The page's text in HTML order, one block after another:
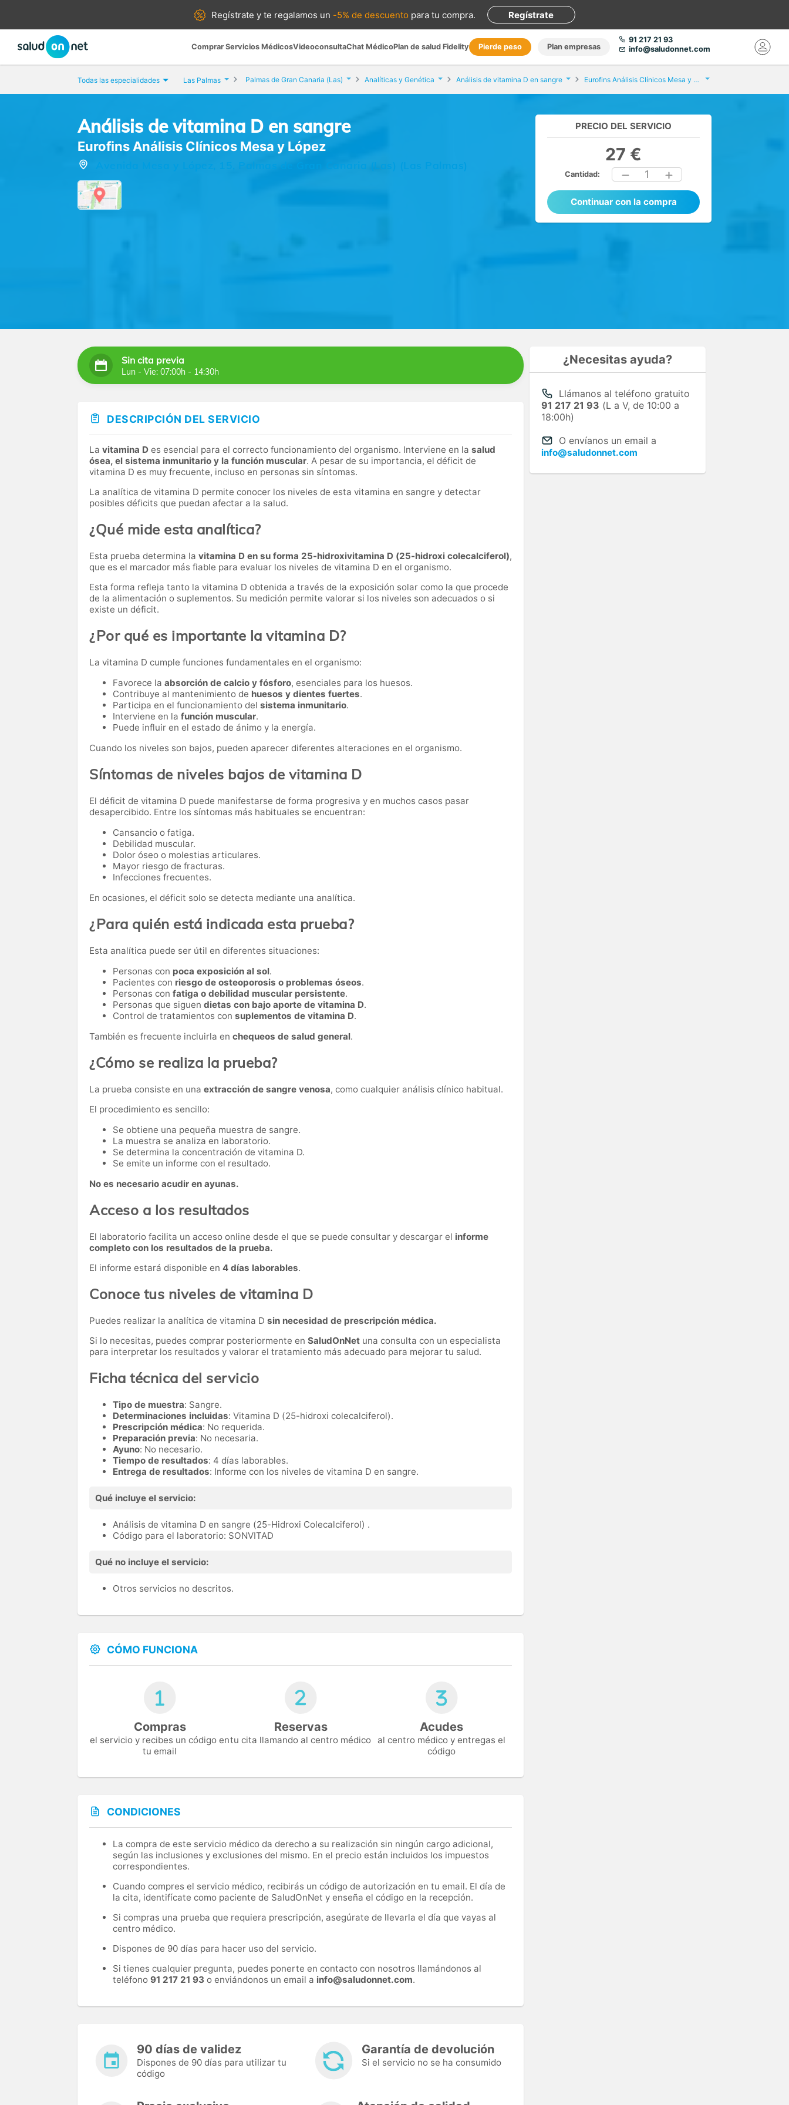
Regístrate yte regalamos un -5% de descuento para tu compra. Regístrate
Comprar Servicios MédicosVideoconsultaChat MédicoPlan de salud Fidelity Pierde peso Plan empresas
91 217 21 93
info@saludonnet.com
Todas las especialidades Las Palmas Palmas de Gran Canaria (Las) Analíticas y Genética Análisis de vitamina D en sangre Eurofins Análisis Clínicos Mesa y López
Análisis de vitamina D en sangre
Eurofins Análisis Clínicos Mesa y López
Avenida Mesa y López, 15, Palmas de Gran Canaria (Las) (Las Palmas)
PRECIO DEL SERVICIO
27 €
Cantidad: 1
Continuar con la compra
Sin cita previa
Lun - Vie: 07:00h - 14:30h
DESCRIPCIÓN DEL SERVICIO
La vitamina D es esencial para el correcto funcionamiento del organismo. Interviene en la salud
ósea, el sistema inmunitario y la función muscular. A pesar de su importancia, el déficit de
vitamina D es muy frecuente, incluso en personas sin síntomas.
La analítica de vitamina D permite conocer los niveles de esta vitamina en sangre y detectar
posibles déficits que puedan afectar a la salud.
¿Qué mide esta analítica?
Esta prueba determina la vitamina D en su forma 25-hidroxivitamina D (25-hidroxi colecalciferol),
que es el marcador más fiable para evaluar los niveles de vitamina D en el organismo.
Esta forma refleja tanto la vitamina D obtenida a través de la exposición solar como la que procede
de la alimentación o suplementos. Su medición permite valorar si los niveles son adecuados o si
existe un déficit.
¿Por qué es importante la vitamina D?
La vitamina D cumple funciones fundamentales en el organismo:
Favorece la absorción de calcio y fósforo, esenciales para los huesos.
Contribuye al mantenimiento de huesos y dientes fuertes.
Participa en el funcionamiento del sistema inmunitario.
Interviene en la función muscular.
Puede influir en el estado de ánimo y la energía.
Cuando los niveles son bajos, pueden aparecer diferentes alteraciones en el organismo.
Síntomas de niveles bajos de vitamina D
El déficit de vitamina D puede manifestarse de forma progresiva y en muchos casos pasar
desapercibido. Entre los síntomas más habituales se encuentran:
Cansancio o fatiga.
Debilidad muscular.
Dolor óseo o molestias articulares.
Mayor riesgo de fracturas.
Infecciones frecuentes.
En ocasiones, el déficit solo se detecta mediante una analítica.
¿Para quién está indicada esta prueba?
Esta analítica puede ser útil en diferentes situaciones:
Personas con poca exposición al sol.
Pacientes con riesgo de osteoporosis o problemas óseos.
Personas con fatiga o debilidad muscular persistente.
Personas que siguen dietas con bajo aporte de vitamina D.
Control de tratamientos con suplementos de vitamina D.
También es frecuente incluirla en chequeos de salud general.
¿Cómo se realiza la prueba?
La prueba consiste en una extracción de sangre venosa, como cualquier análisis clínico habitual.
El procedimiento es sencillo:
Se obtiene una pequeña muestra de sangre.
La muestra se analiza en laboratorio.
Se determina la concentración de vitamina D.
Se emite un informe con el resultado.
No es necesario acudir en ayunas.
Acceso a los resultados
El laboratorio facilita un acceso online desde el que se puede consultar y descargar el informe
completo con los resultados de la prueba.
El informe estará disponible en 4 días laborables.
Conoce tus niveles de vitamina D
Puedes realizar la analítica de vitamina D sin necesidad de prescripción médica.
Si lo necesitas, puedes comprar posteriormente en SaludOnNet una consulta con un especialista
para interpretar los resultados y valorar el tratamiento más adecuado para mejorar tu salud.
Ficha técnica del servicio
Tipo de muestra: Sangre.
Determinaciones incluidas: Vitamina D (25-hidroxi colecalciferol).
Prescripción médica: No requerida.
Preparación previa: No necesaria.
Ayuno: No necesario.
Tiempo de resultados: 4 días laborables.
Entrega de resultados: Informe con los niveles de vitamina D en sangre.
Qué incluye el servicio:
Análisis de vitamina D en sangre (25-Hidroxi Colecalciferol) .
Código para el laboratorio: SONVITAD
Qué no incluye el servicio:
Otros servicios no descritos.
CÓMO FUNCIONA
Compras
el servicio y recibes un código en
tu email
Reservas
tu cita llamando al centro médico
Acudes
al centro médico y entregas el
código
CONDICIONES
La compra de este servicio médico da derecho a su realización sin ningún cargo adicional,
según las inclusiones y exclusiones del mismo. En el precio están incluidos los impuestos
correspondientes.
Cuando compres el servicio médico, recibirás un código de autorización en tu email. El día de
la cita, identifícate como paciente de SaludOnNet y enseña el código en la recepción.
Si compras una prueba que requiera prescripción, asegúrate de llevarla el día que vayas al
centro médico.
Dispones de 90 días para hacer uso del servicio.
Si tienes cualquier pregunta, puedes ponerte en contacto con nosotros llamándonos al
teléfono 91 217 21 93 o enviándonos un email a info@saludonnet.com.
90 días de validez
Dispones de 90 días para utilizar tu
código
Garantía de devolución
Si el servicio no se ha consumido
¿Necesitas ayuda?
Llámanos al teléfono gratuito
91 217 21 93 (L a V, de 10:00 a
18:00h)
O envíanos un email a
info@saludonnet.com